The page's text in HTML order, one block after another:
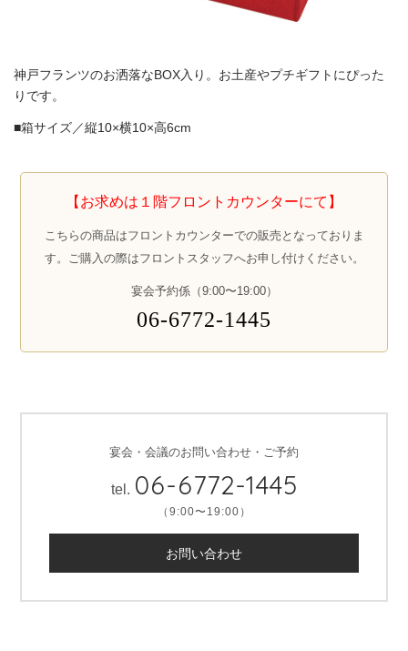
神戸フランツのお洒落なBOX入り。お土産やプチギフトにぴった
りです。
■箱サイズ／縦10×横10×高6cm
【お求めは１階フロントカウンターにて】
こちらの商品はフロントカウンターでの販売となっておりま
す。ご購入の際はフロントスタッフへお申し付けください。
宴会予約係（9:00〜19:00）
06-6772-1445
宴会・会議のお問い合わせ・ご予約
tel. 06-6772-1445
（9:00〜19:00）
お問い合わせ